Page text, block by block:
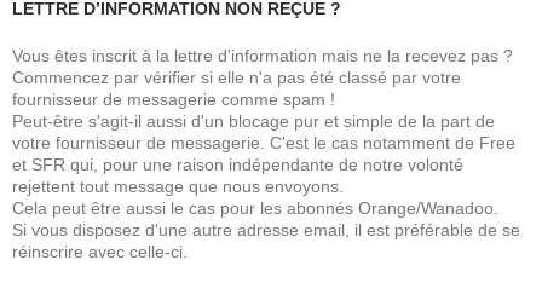
LETTRE D’INFORMATION NON REÇUE ?
Vous êtes inscrit à la lettre d'information mais ne la recevez pas ?
Commencez par vérifier si elle n'a pas été classé par votre
fournisseur de messagerie comme spam !
Peut-être s'agit-il aussi d'un blocage pur et simple de la part de
votre fournisseur de messagerie. C'est le cas notamment de Free
et SFR qui, pour une raison indépendante de notre volonté
rejettent tout message que nous envoyons.
Cela peut être aussi le cas pour les abonnés Orange/Wanadoo.
Si vous disposez d'une autre adresse email, il est préférable de se
réinscrire avec celle-ci.